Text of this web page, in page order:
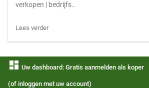
verkopen | bedrijfs..
Lees verder
dashboard Uw dashboard: Gratis aanmelden als koper
(of inloggen met uw account)